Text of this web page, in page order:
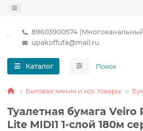
89603900574
upakoffufa@mail.ru
Каталог
Бытовая химия и хоз. товары
Туалетная бумага Veiro
Lite MIDI1 1-слой 180м